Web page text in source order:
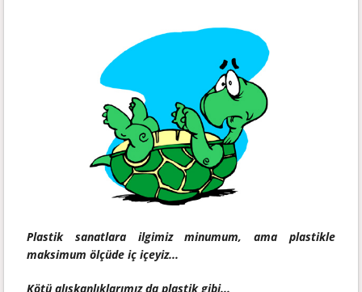
Plastik sanatlara ilgimiz minumum, ama plastikle
maksimum ölçüde iç içeyiz...
Kötü alışkanlıklarımız da plastik gibi...